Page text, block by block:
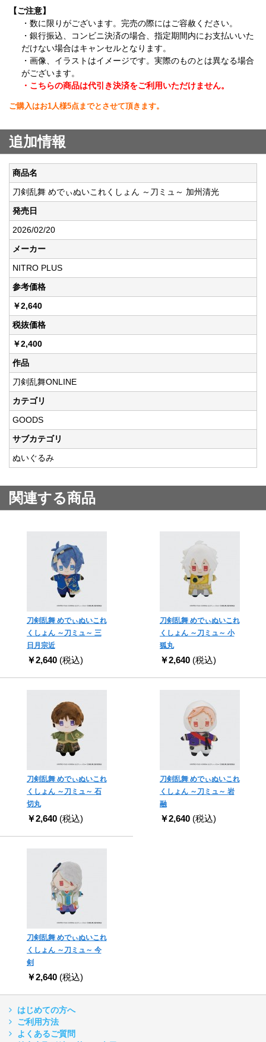
【ご注意】
・数に限りがございます。完売の際にはご容赦ください。
・銀行振込、コンビニ決済の場合、指定期間内にお支払いいた
だけない場合はキャンセルとなります。
・画像、イラストはイメージです。実際のものとは異なる場合
がございます。
・こちらの商品は代引き決済をご利用いただけません。
ご購入はお1人様5点までとさせて頂きます。
追加情報
商品名
刀剣乱舞 めでぃぬいこれくしょん ～刀ミュ～ 加州清光
発売日
2026/02/20
メーカー
NITRO PLUS
参考価格
￥2,640
税抜価格
￥2,400
作品
刀剣乱舞ONLINE
カテゴリ
GOODS
サブカテゴリ
ぬいぐるみ
関連する商品
刀剣乱舞 めでぃぬいこれ
くしょん ～刀ミュ～ 三
日月宗近
￥2,640 (税込)
刀剣乱舞 めでぃぬいこれ
くしょん ～刀ミュ～ 小
狐丸
￥2,640 (税込)
刀剣乱舞 めでぃぬいこれ
くしょん ～刀ミュ～ 石
切丸
￥2,640 (税込)
刀剣乱舞 めでぃぬいこれ
くしょん ～刀ミュ～ 岩
融
￥2,640 (税込)
刀剣乱舞 めでぃぬいこれ
くしょん ～刀ミュ～ 今
剣
￥2,640 (税込)
はじめての方へ
ご利用方法
よくあるご質問